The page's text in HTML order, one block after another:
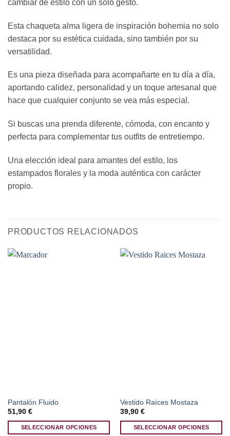
cambiar de estilo con un solo gesto.
Esta chaqueta alma ligera de inspiración bohemia no solo
destaca por su estética cuidada, sino también por su
versatilidad.
Es una pieza diseñada para acompañarte en tu día a día,
aportando calidez, personalidad y un toque artesanal que
hace que cualquier conjunto se vea más especial.
Si buscas una prenda diferente, cómoda, con encanto y
perfecta para complementar tus outfits de entretiempo.
Una elección ideal para amantes del estilo, los
estampados florales y la moda auténtica con carácter
propio.
PRODUCTOS RELACIONADOS
Pantalón Fluido
51,90 €
SELECCIONAR OPCIONES
Vestido Raíces Mostaza
39,90 €
SELECCIONAR OPCIONES